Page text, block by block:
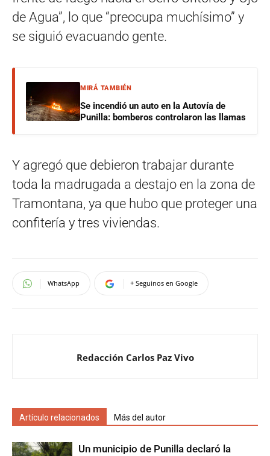
de Agua”, lo que “preocupa muchísimo” y
se siguió evacuando gente.
MIRÁ TAMBIÉN
Se incendió un auto en la Autovía de
Punilla: bomberos controlaron las llamas
Y agregó que debieron trabajar durante
toda la madrugada a destajo en la zona de
Tramontana, ya que hubo que proteger una
confitería y tres viviendas.
WhatsApp + Seguinos en Google
Redacción Carlos Paz Vivo
Artículo relacionados Más del autor
Un municipio de Punilla declaró la